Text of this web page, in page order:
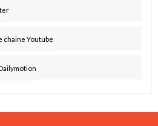
chaine Youtube